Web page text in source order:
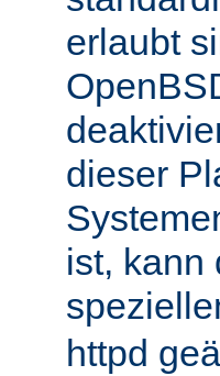
erlaubt
dieser
ist, kann
httpd